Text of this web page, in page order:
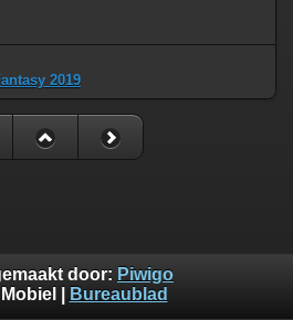
2019
door: Piwigo
Mobiel Bureaublad